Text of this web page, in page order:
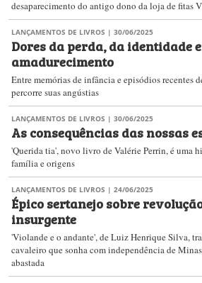
desaparecimento do antigo dono da loja de fitas
LANÇAMENTOS DE LIVROS | 30/06/2025
Dores da perda, da identidade
amadurecimento
Entre memórias de infância e episódios recentes
percorre suas angústias
LANÇAMENTOS DE LIVROS | 30/06/2025
As consequências das nossas
'Querida tia', novo livro de Valérie Perrin, é uma
família e origens
LANÇAMENTOS DE LIVROS | 24/06/2025
Épico sertanejo sobre
insurgente
'Violande e o andante', de Luiz Henrique Silva,
cavaleiro que sonha com independência de
abastada